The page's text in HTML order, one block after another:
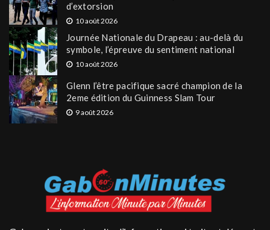
d’extorsion
10 août 2026
Journée Nationale du Drapeau : au-delà du
symbole, l’épreuve du sentiment national
10 août 2026
Glenn l’être pacifique sacré champion de la
2eme édition du Guinness Slam Tour
9 août 2026